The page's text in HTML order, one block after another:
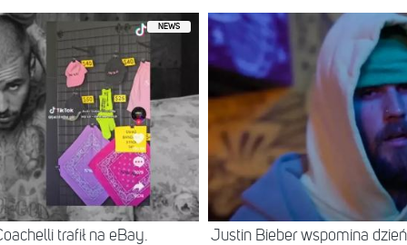
NEWS
trafił na eBay.
Justin Bieber wspomina